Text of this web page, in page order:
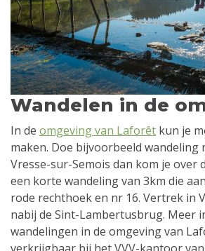
Wandelen in de
In de omgeving van Laforêt kun je
maken. Doe bijvoorbeeld wandeling
Vresse-sur-Semois dan kom je over
een korte wandeling van 3km die
rode rechthoek en nr 16. Vertrek in
nabij de Sint-Lambertusbrug. Meer
wandelingen in de omgeving van